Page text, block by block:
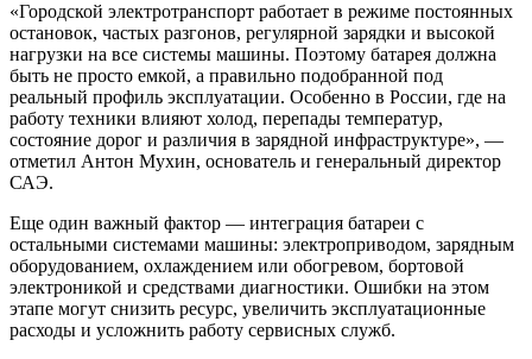
«Городской электротранспорт работает в режиме постоянных
остановок, частых разгонов, регулярной зарядки и высокой
нагрузки на все системы машины. Поэтому батарея должна
быть не просто емкой, а правильно подобранной под
реальный профиль эксплуатации. Особенно в России, где на
работу техники влияют холод, перепады температур,
состояние дорог и различия в зарядной инфраструктуре», —
отметил Антон Мухин, основатель и генеральный директор
САЭ.
Еще один важный фактор — интеграция батареи с
остальными системами машины: электроприводом, зарядным
оборудованием, охлаждением или обогревом, бортовой
электроникой и средствами диагностики. Ошибки на этом
этапе могут снизить ресурс, увеличить эксплуатационные
расходы и усложнить работу сервисных служб.